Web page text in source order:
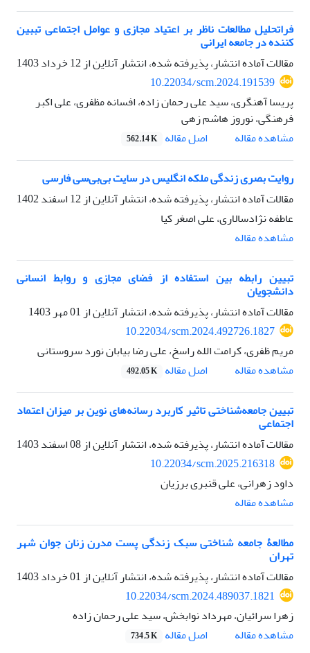
فراتحلیل مطالعات ناظر بر اعتیاد مجازی و عوامل اجتماعی تببین
کننده در جامعه ایرانی
مقالات آماده انتشار، پذیرفته شده، انتشار آنلاین از 12 خرداد 1403
10.22034/scm.2024.191539
پریسا آهنگری، سید علی رحمان زاده، افسانه مظفری، علی اکبر
فرهنگی، نوروز هاشم زهی
مشاهده مقاله
اصل مقاله 562.14 K
روایت بصری زندگی ملکه انگلیس در سایت بی‌بی‌سی فارسی
مقالات آماده انتشار، پذیرفته شده، انتشار آنلاین از 12 اسفند 1402
عاطفه نژادسالاری، علی اصغر کیا
مشاهده مقاله
تبیین رابطه بین استفاده از فضای مجازی و روابط انسانی
دانشجویان
مقالات آماده انتشار، پذیرفته شده، انتشار آنلاین از 01 مهر 1403
10.22034/scm.2024.492726.1827
مریم ظفری، کرامت الله راسخ، علی رضا بیابان نورد سروستانی
مشاهده مقاله
اصل مقاله 492.05 K
تبیین جامعه‌شناختی تاثیر کاربرد رسانه‌های نوین بر میزان اعتماد
اجتماعی
مقالات آماده انتشار، پذیرفته شده، انتشار آنلاین از 08 اسفند 1403
10.22034/scm.2025.216318
داود زهرانی، علی قنبری برزیان
مشاهده مقاله
مطالعۀ جامعه شناختی سبک زندگی پست مدرن زنان جوان شهر
تهران
مقالات آماده انتشار، پذیرفته شده، انتشار آنلاین از 01 خرداد 1403
10.22034/scm.2024.489037.1821
زهرا سرائیان، مهرداد نوابخش، سید علی رحمان زاده
مشاهده مقاله
اصل مقاله 734.5 K